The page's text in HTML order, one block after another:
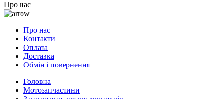
Про нас
Про нас
Контакти
Оплата
Доставка
Обмін і повернення
Головна
Мотозапчастини